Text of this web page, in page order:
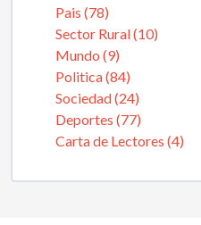
Pais (78)
Sector Rural (10)
Mundo (9)
Politica (84)
Sociedad (24)
Deportes (77)
Carta de Lectores (4)